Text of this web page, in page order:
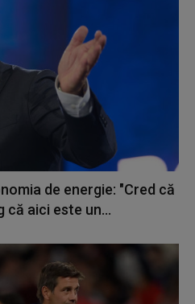
de energie: "Cred că
că aici este un...